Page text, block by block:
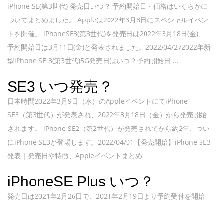
iPhone SE(第3世代) 発売日いつ？ 予約開始日・価格はいくらかに
ついてまとめました。 Appleは2022年3月8日にスペシャルイベン
トを開催。 iPhoneSE3(第3世代)を発売日は2022年3月18日(金)、
予約開始日は3月11日(金)と発表されました。2022/04/272022年新
型iPhone SE 3(第3世代)5G発売日はいつ？予約開始日 ...
SE3 いつ発売？
日本時間2022年3月9日（水）のAppleイベントにてiPhone
SE3（第3世代）が発表され、2022年3月18日（金）から発売開始
されます。 iPhone SE2（第2世代）が発売されてから約2年、つい
にiPhone SE3が登場します。2022/04/01【発売開始】iPhone SE3
発表｜発売日や特徴、Appleイベントまとめ
iPhoneSE Plus いつ？
発売日は2021年2月26日で、2021年2月19日より予約受付を開始